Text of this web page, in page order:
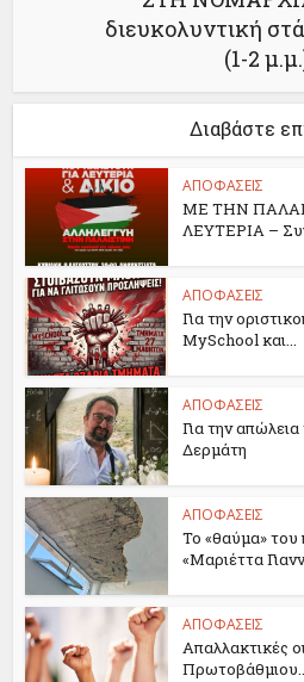
διευκολυντική
(1-2
Διαβάστε
ΑΠΟΦΑΣΕΙΣ
ΜΕ ΤΗΝ
ΛΕΥΤΕΡΙΑ –
ΑΠΟΦΑΣΕΙΣ
Για την
MySchool και...
ΑΠΟΦΑΣΕΙΣ
Για την
Δερμάτη
ΑΠΟΦΑΣΕΙΣ
Το «θαύμα»
«Μαριέττα
ΑΠΟΦΑΣΕΙΣ
Απαλλακτικές